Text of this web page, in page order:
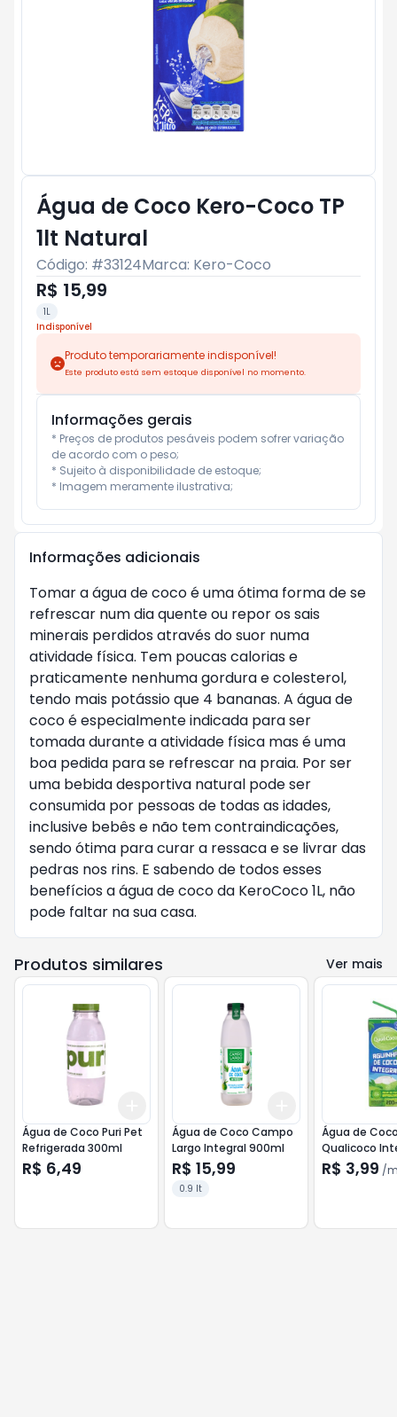
Água de Coco Kero-Coco TP
1lt Natural
Código: #33124Marca: Kero-Coco
R$ 15,99
1L
Indisponível
Produto temporariamente indisponível!
Este produto está sem estoque disponível no momento.
Informações gerais
* Preços de produtos pesáveis podem sofrer variação
de acordo com o peso;
* Sujeito à disponibilidade de estoque;
* Imagem meramente ilustrativa;
Informações adicionais
Tomar a água de coco é uma ótima forma de se
refrescar num dia quente ou repor os sais
minerais perdidos através do suor numa
atividade física. Tem poucas calorias e
praticamente nenhuma gordura e colesterol,
tendo mais potássio que 4 bananas. A água de
coco é especialmente indicada para ser
tomada durante a atividade física mas é uma
boa pedida para se refrescar na praia. Por ser
uma bebida desportiva natural pode ser
consumida por pessoas de todas as idades,
inclusive bebês e não tem contraindicações,
sendo ótima para curar a ressaca e se livrar das
pedras nos rins. E sabendo de todos esses
benefícios a água de coco da KeroCoco 1L, não
pode faltar na sua casa.
Produtos similares Ver mais
10
Água de Coco Puri Pet
Refrigerada 300ml
R$ 6,49
10
Água de Coco Campo
Largo Integral 900ml
R$ 15,99
0.9 lt
Água de
Qualicoco
200ml
R$ 3,99 /